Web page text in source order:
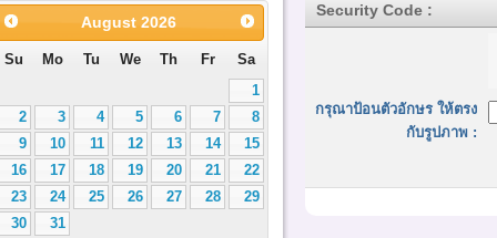
Security Code :
กรุณาป้อนตัวอักษร ให้ตรง
กับรูปภาพ :
August 2026
Su Mo Tu We Th Fr
Sa
1
2
3 4 5 6 7
8
9
10 11 12 13 14
15
16
17 18 19 20 21
22
23
24 25 26 27 28
29
30
31